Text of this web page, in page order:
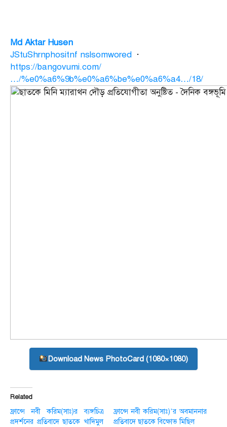
Md Aktar Husen
JStuShrnphositnf nslsomwored ·
https://bangovumi.com/
…/%e0%a6%9b%e0%a6%be%e0%a6%a4…/18/
Download News PhotoCard (1080×1080)
Related
ফ্রান্সে নবী করিম(সাঃ)র ব্যঙ্গচিত্র
প্রদর্শনের প্রতিবাদে ছাতকে খাদিমুল
ফ্রান্সে নবী করিম(সাঃ)’র অবমাননার
প্রতিবাদে ছাতকে বিক্ষোভ মিছিল